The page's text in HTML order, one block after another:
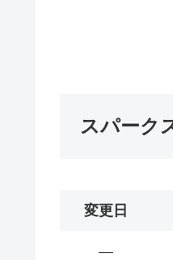
スパーク
変更日
―